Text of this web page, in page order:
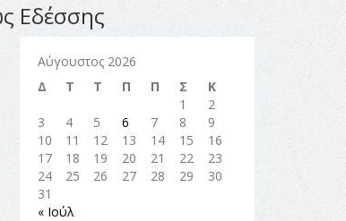
Εδέσσης
Αύγουστος 2026
Δ
Τ Τ Π Π Σ
Κ
1
2
3
4 5 6 7 8
9
10
11 12 13 14 15
16
17
18 19 20 21 22
23
24
25 26 27 28 29
30
31
« Ιούλ